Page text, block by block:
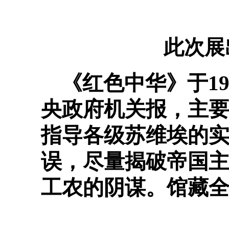
此次
《红色中华》于
央政府机关报，主
指导各级苏维埃的
误，尽量揭破帝国
工农的阴谋。馆藏